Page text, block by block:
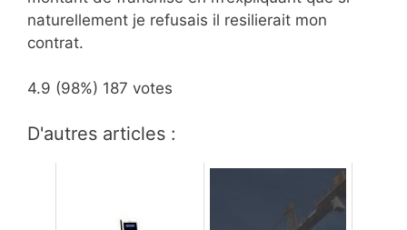
naturellement je refusais il resilierait mon
contrat.
4.9 (98%) 187 votes
D'autres articles :